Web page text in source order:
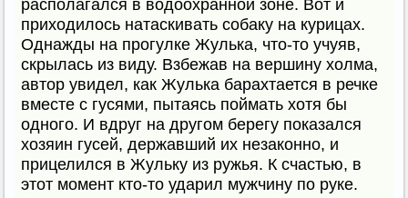
располагался в водоохранной зоне. Вот и
приходилось натаскивать собаку на курицах.
Однажды на прогулке Жулька, что-то учуяв,
скрылась из виду. Взбежав на вершину холма,
автор увидел, как Жулька барахтается в речке
вместе с гусями, пытаясь поймать хотя бы
одного. И вдруг на другом берегу показался
хозяин гусей, державший их незаконно, и
прицелился в Жульку из ружья. К счастью, в
этот момент кто-то ударил мужчину по руке.